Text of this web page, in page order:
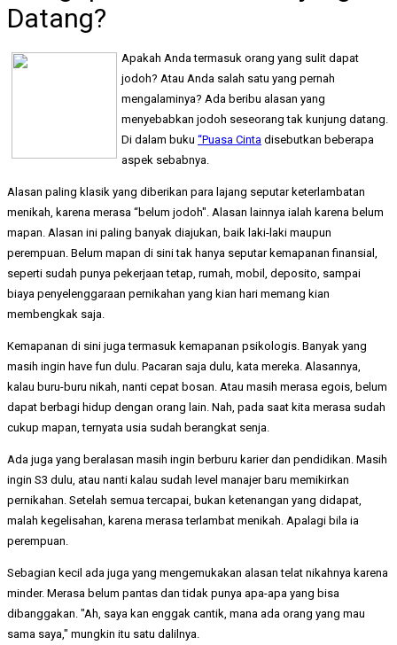
Datang?
Apakah Anda termasuk orang yang sulit dapat
jodoh? Atau Anda salah satu yang pernah
mengalaminya? Ada beribu alasan yang
menyebabkan jodoh seseorang tak kunjung datang.
Di dalam buku “Puasa Cinta disebutkan beberapa
aspek sebabnya.
Alasan paling klasik yang diberikan para lajang seputar keterlambatan
menikah, karena merasa “belum jodoh". Alasan lainnya ialah karena belum
mapan. Alasan ini paling banyak diajukan, baik laki-laki maupun
perempuan. Belum mapan di sini tak hanya seputar kemapanan finansial,
seperti sudah punya pekerjaan tetap, rumah, mobil, deposito, sampai
biaya penyelenggaraan pernikahan yang kian hari memang kian
membengkak saja.
Kemapanan di sini juga termasuk kemapanan psikologis. Banyak yang
masih ingin have fun dulu. Pacaran saja dulu, kata mereka. Alasannya,
kalau buru-buru nikah, nanti cepat bosan. Atau masih merasa egois, belum
dapat berbagi hidup dengan orang lain. Nah, pada saat kita merasa sudah
cukup mapan, ternyata usia sudah berangkat senja.
Ada juga yang beralasan masih ingin berburu karier dan pendidikan. Masih
ingin S3 dulu, atau nanti kalau sudah level manajer baru memikirkan
pernikahan. Setelah semua tercapai, bukan ketenangan yang didapat,
malah kegelisahan, karena merasa terlambat menikah. Apalagi bila ia
perempuan.
Sebagian kecil ada juga yang mengemukakan alasan telat nikahnya karena
minder. Merasa belum pantas dan tidak punya apa-apa yang bisa
dibanggakan. "Ah, saya kan enggak cantik, mana ada orang yang mau
sama saya," mungkin itu satu dalilnya.